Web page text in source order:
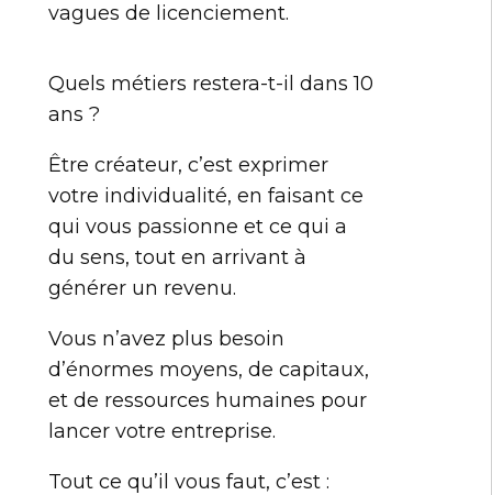
vagues de licenciement.
Quels métiers restera-t-il dans 10
ans ?
Être créateur, c’est exprimer
votre individualité, en faisant ce
qui vous passionne et ce qui a
du sens, tout en arrivant à
générer un revenu.
Vous n’avez plus besoin
d’énormes moyens, de capitaux,
et de ressources humaines pour
lancer votre entreprise.
Tout ce qu’il vous faut, c’est :